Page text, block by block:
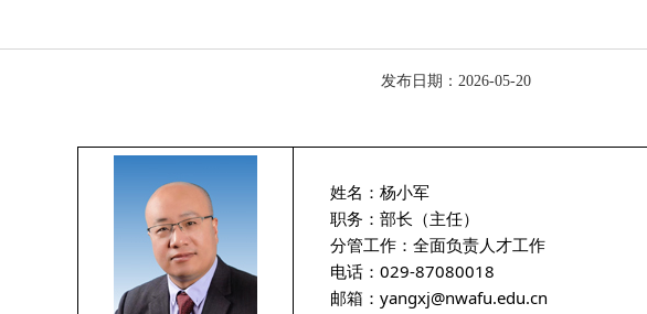
发布日期：2026-05-20
姓名：杨小军
职务：部长（主任）
分管工作：全面负责人才工作
电话：029-87080018
邮箱：yangxj@nwafu.edu.cn